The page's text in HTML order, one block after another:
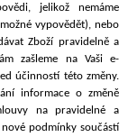
jelikož nemáme
vypovědět), nebo
Zboží pravidelně a
zašleme na Vaši e-
účinností této změny.
informace o změně
na pravidelné a
podmínky součástí